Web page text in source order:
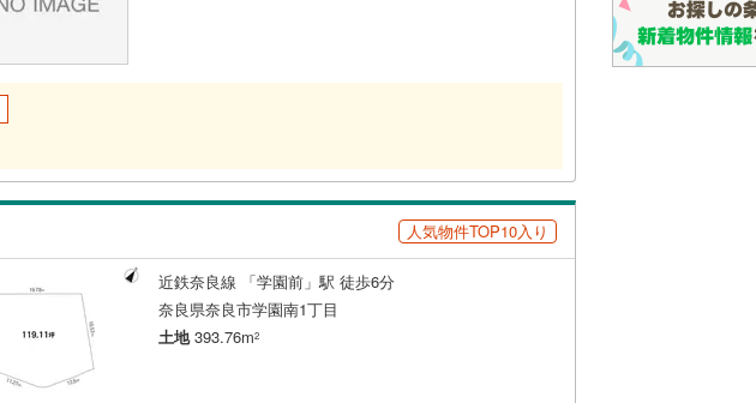
人気物件TOP10入り
近鉄奈良線 「学園前」駅 徒歩6分
奈良県奈良市学園南1丁目
土地393.76m2